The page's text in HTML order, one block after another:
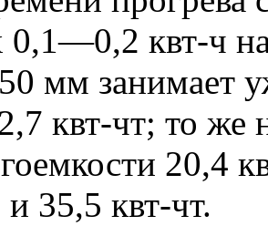
0,1—0,2 квт-ч
мм занимает
квт-чт; то
20,4
35,5 квт-чт.